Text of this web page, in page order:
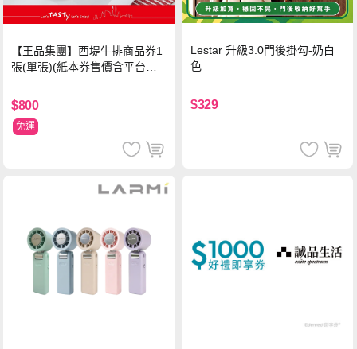
【王品集團】西堤牛排商品券1
張(單張)(紙本券售價含平台物
$800
免運
Lestar 升級3.0門後掛勾-奶白
色
$329